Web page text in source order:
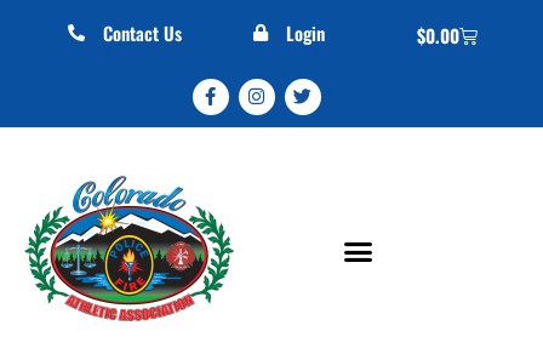
Contact Us Login $0.00